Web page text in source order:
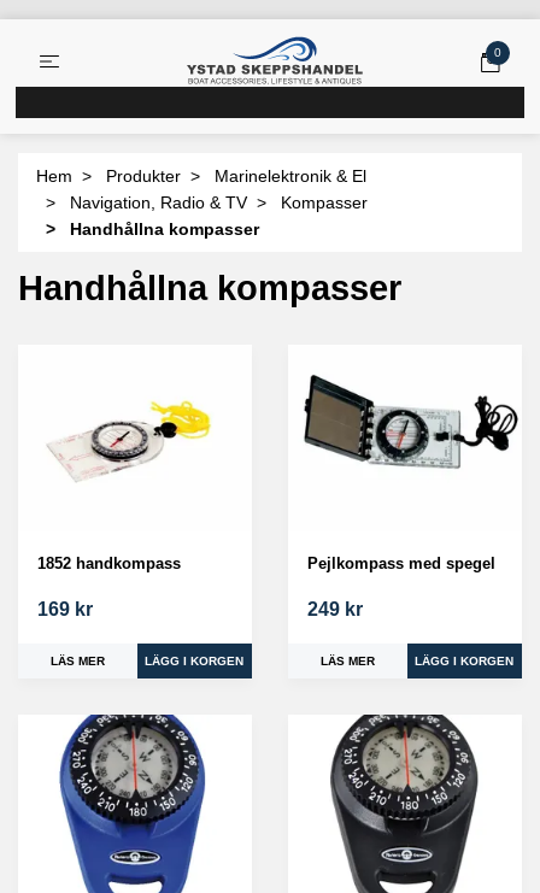
0
Hem Produkter
Marinelektronik & El
Navigation, Radio & TV
Kompasser
Handhållna kompasser
Handhållna kompasser
1852 handkompass
169 kr
LÄS MER
Pejlkompass med spegel
249 kr
LÄS MER